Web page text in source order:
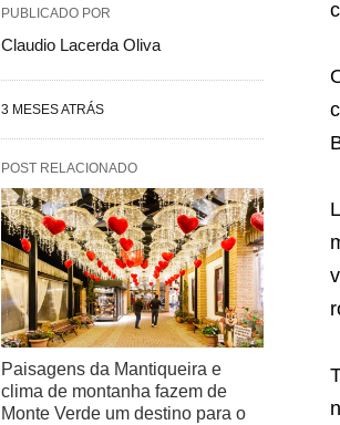
PUBLICADO POR
Claudio Lacerda Oliva
3 MESES ATRÁS
POST RELACIONADO
Paisagens da Mantiqueira e
clima de montanha fazem de
Monte Verde um destino para o